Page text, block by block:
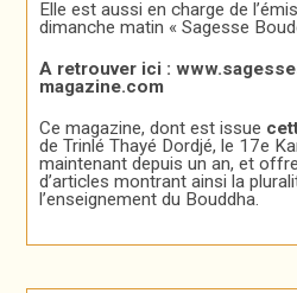
Elle est aussi en charge de
dimanche matin « Sagesse
A retrouver ici :
magazine.com
Ce magazine, dont est issue
de Trinlé Thayé Dordjé, le 17e
maintenant depuis un an, et
d’articles montrant ainsi la
l’enseignement du Bouddha.